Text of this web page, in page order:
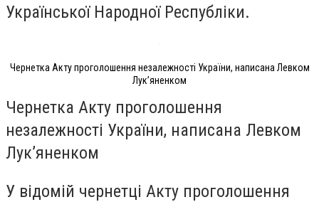
Української Народної Республіки.
Чернетка Акту проголошення незалежності України, написана Левком
Лук’яненком
Чернетка Акту проголошення
незалежності України, написана Левком
Лук’яненком
У відомій чернетці Акту проголошення